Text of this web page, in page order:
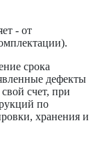
- от
срока
дефекты
счет, при
по
хранения и